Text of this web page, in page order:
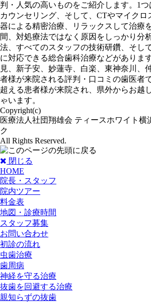
判・人気の高いものをご紹介します。1
カウンセリング、そして、CTやマイクロ
器による精密治療、リラックスして治療
間、対処療法ではなく原因をしっかり分
法、すべてのスタッフの技術研鑽、そし
に対応できる総合歯科治療などがありま
見、新子安、妙蓮寺、白楽、東神奈川、
者様が来院される評判・口コミの歯医者
超える患者様が来院され、県外からお越
ゃいます。
Copyright(c)
医療法人社団翔雄会 ティースホワイト横
ク
All Rights Reserved.
閉じる
HOME
院長・スタッフ
院内ツアー
料金表
地図・診療時間
スタッフ募集
お問い合わせ
初診の流れ
虫歯治療
歯周病
神経を守る治療
抜歯を回避する治療
親知らずの抜歯